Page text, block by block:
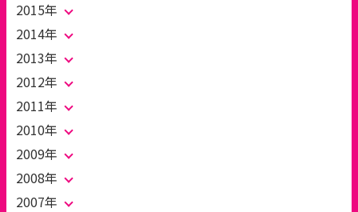
2015年
2014年
2013年
2012年
2011年
2010年
2009年
2008年
2007年